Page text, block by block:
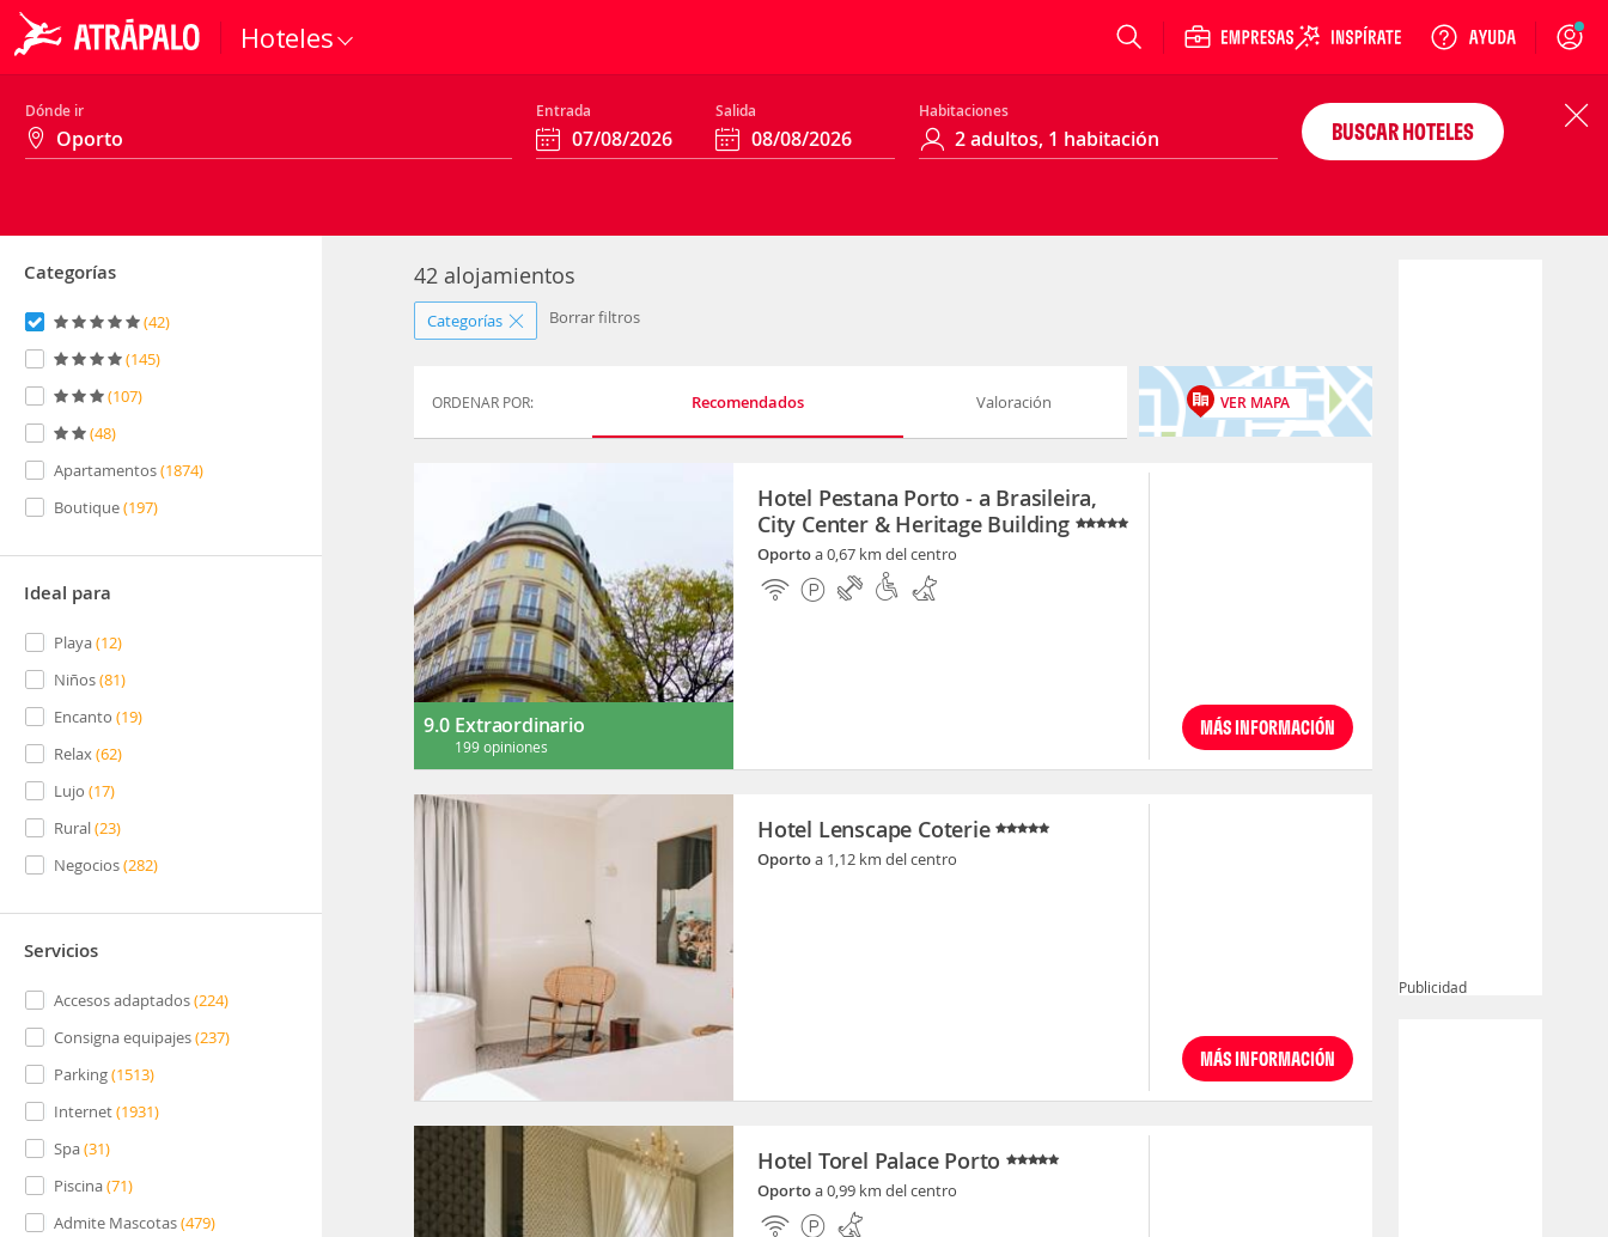
Hoteles Login
Dónde ir Entrada Salida Habitaciones
BUSCAR HOTELES
Categorías
(42)
(145)
(107)
(48)
Apartamentos(1874)
Boutique(197)
Ideal para
Playa(12)
Niños(81)
Encanto (19)
Relax(62)
Lujo (17)
Rural(23)
Negocios(282)
Servicios
Accesos adaptados(224)
Consigna equipajes(237)
Parking(1513)
Internet(1931)
Spa(31)
Piscina(71)
Admite Mascotas(479)
42 alojamientos
Categorías Borrar filtros
ORDENAR POR: Recomendados Valoración VER MAPA
9.0 Extraordinario
199 opiniones
Hotel Pestana Porto - a Brasileira,
City Center & Heritage Building
Oportoa 0,67 km del centro
MÁS INFORMACIÓN
Hotel Lenscape Coterie
Oportoa 1,12 km del centro
MÁS INFORMACIÓN
Hotel Torel Palace Porto
Oportoa 0,99 km del centro
Publicidad